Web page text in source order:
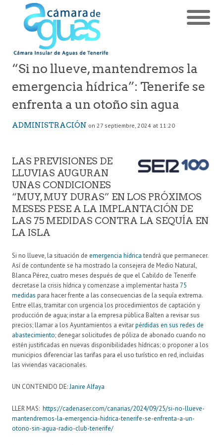
“Si no llueve, mantendremos la
emergencia hídrica”: Tenerife se
enfrenta a un otoño sin agua
ADMINISTRACIÓN on 27 septiembre, 2024 at 11:20
LAS PREVISIONES DE
LLUVIAS AUGURAN
UNAS CONDICIONES
“MUY, MUY DURAS” EN LOS PRÓXIMOS
MESES PESE A LA IMPLANTACIÓN DE
LAS 75 MEDIDAS CONTRA LA SEQUÍA EN
LA ISLA
Si no llueve, la situación de emergencia hídricatendrá que permanecer.
Así de contundente se ha mostrado la consejera de Medio Natural,
Blanca Pérez, cuatro meses después de que el Cabildo de Tenerife
decretase la crisis hídrica y comenzase a implementar hasta 75
medidas para hacer frente a las consecuencias de la sequía extrema.
Entre ellas, tramitar con urgencia los procedimientos de captación y
producción de agua; instar a la empresa pública Balten a revisar sus
precios; llamar a los Ayuntamientos a evitarpérdidas en sus redes de
abastecimiento; denegar solicitudes de póliza de abonado cuando no
estén justificadas en nuevas disponibilidades hídricas; o proponer a los
municipios diferenciar las tarifas para el uso turístico en red, incluidas
las viviendas vacacionales.
UN CONTENIDO DE:Janire Alfaya
LLER MAS: https://cadenaser.com/canarias/2024/09/25/si-no-llueve-
mantendremos-la-emergencia-hidrica-tenerife-se-enfrenta-a-un-
otono-sin-agua-radio-club-tenerife/